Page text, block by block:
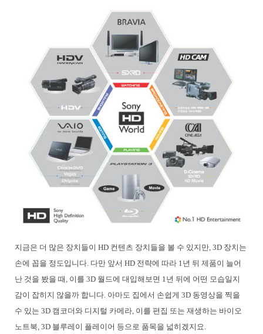
지금은 더 많은 장치들이 HD 컨텐츠 장치들을 볼 수 있지만, 3D 장치는
손에 꼽을 정도입니다. 다만 앞서 HD 전략에 따라 1년 뒤 제품이 늘어
난 것을 봤을 때, 이를 3D 월드에 대입해보면 1년 뒤에 어떤 모습일지
감이 잡히지 않을까 합니다. 아마도 집에서 손쉽게 3D 동영상을 찍을
수 있는 3D 캠코더와 디지털 카메라, 이를 편집 또는 재생하는 바이오
노트북, 3D 블루레이 플레이어 등으로 품목을 넓히겠지요.